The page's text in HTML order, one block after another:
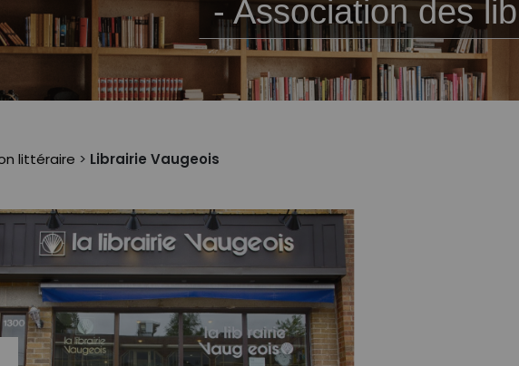
- Association des
littéraire > Librairie Vaugeois